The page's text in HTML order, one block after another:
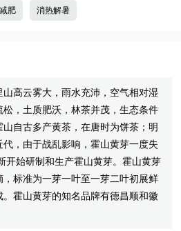
肥 消热解暑
高云雾大，雨水充沛，空气相对湿
，土质肥沃，林茶并茂，生态条件
自古多产黄茶，在唐时为饼茶；明
，由于战乱影响，霍山黄芽一度失
开始研制和生产霍山黄芽。霍山黄芽
标准为一芽一叶至一芽二叶初展鲜
霍山黄芽的知名品牌有德昌顺和徽